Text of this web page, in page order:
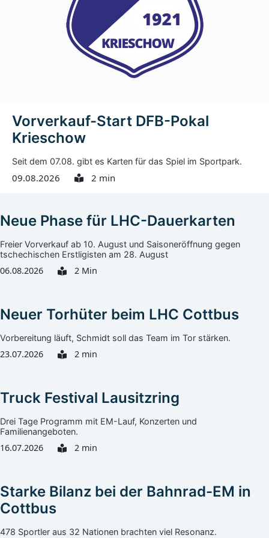
Zum Angebot gehören zudem die Unterstützung von
Bevollmächtigten, ehrenamtlichen Betreuern und
betreuten Personen, die Vermittlung geeigneter Hilfen
zur Vermeidung einer rechtlichen Betreuung,
Hausbesuche bei Bedarf sowie...
Vorverkauf-Start DFB-Pokal
Krieschow
Seit dem 07.08. gibt es Karten für das Spiel im Sportpark.
09.08.2026 2 min
Neue Phase für LHC-Dauerkarten
Freier Vorverkauf ab 10. August und Saisoneröffnung gegen
tschechischen Erstligisten am 28. August
06.08.2026 2 Min
Neuer Torhüter beim LHC Cottbus
Vorbereitung läuft, Schmidt soll das Team im Tor stärken.
23.07.2026 2 min
Truck Festival Lausitzring
Drei Tage Programm mit EM-Lauf, Konzerten und
Familienangeboten.
16.07.2026 2 min
Starke Bilanz bei der Bahnrad-EM in
Cottbus
478 Sportler aus 32 Nationen brachten viel Resonanz.